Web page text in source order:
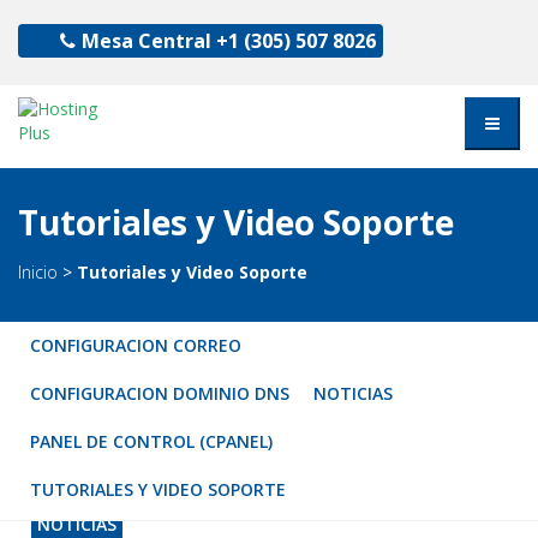
Mesa Central +1 (305) 507 8026
Tutoriales y Video Soporte
Inicio > Tutoriales y Video Soporte
CONFIGURACION CORREO
CONFIGURACION DOMINIO DNS NOTICIAS
PANEL DE CONTROL (CPANEL)
TUTORIALES Y VIDEO SOPORTE
NOTICIAS
Publicidad Efectiva: Tácticas Comprobadas para
NOTICIAS